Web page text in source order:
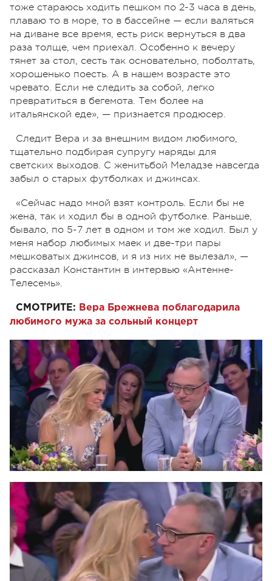
тоже стараюсь ходить пешком по 2-3 часа в день,
плаваю то в море, то в бассейне — если валяться
на диване все время, есть риск вернуться в два
раза толще, чем приехал. Особенно к вечеру
тянет за стол, сесть так основательно, поболтать,
хорошенько поесть. А в нашем возрасте это
чревато. Если не следить за собой, легко
превратиться в бегемота. Тем более на
итальянской еде», — признается продюсер.
Следит Вера и за внешним видом любимого,
тщательно подбирая супругу наряды для
светских выходов. С женитьбой Меладзе навсегда
забыл о старых футболках и джинсах.
«Сейчас надо мной взят контроль. Если бы не
жена, так и ходил бы в одной футболке. Раньше,
бывало, по 5-7 лет в одном и том же ходил. Был у
меня набор любимых маек и две-три пары
мешковатых джинсов, и я из них не вылезал», —
рассказал Константин в интервью «Антенне-
Телесемь».
СМОТРИТЕ: Вера Брежнева поблагодарила
любимого мужа за сольный концерт